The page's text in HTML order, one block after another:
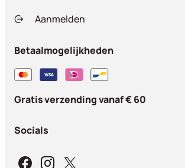
Aanmelden
Betaalmogelijkheden
Gratis verzending vanaf € 60
Socials